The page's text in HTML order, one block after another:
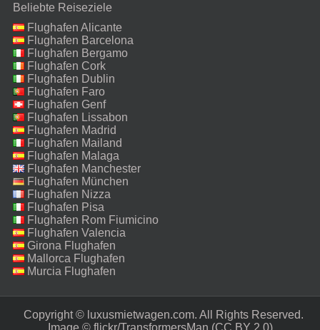
Beliebte Reiseziele
Flughafen Alicante
Flughafen Barcelona
Flughafen Bergamo
Flughafen Cork
Flughafen Dublin
Flughafen Faro
Flughafen Genf
Flughafen Lissabon
Flughafen Madrid
Flughafen Mailand
Malpensa
Flughafen Malaga
Flughafen Manchester
Flughafen München
Flughafen Nizza
Flughafen Pisa
Flughafen Rom Fiumicino
Flughafen Valencia
Girona Flughafen
Mallorca Flughafen
Murcia Flughafen
Copyright © luxusmietwagen.com. All Rights Reserved.‎
Image © flickr/TransformersMan (CC BY 2.0)‎